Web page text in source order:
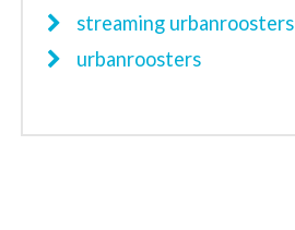
streaming urbanroosters
urbanroosters